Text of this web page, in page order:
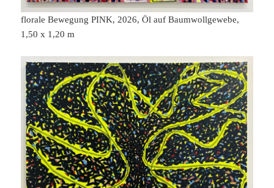
florale Bewegung PINK, 2026, Öl auf Baumwollgewebe,
1,50 x 1,20 m